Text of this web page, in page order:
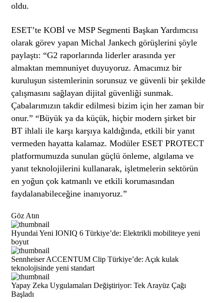
oldu.
ESET’te KOBİ ve MSP Segmenti Başkan Yardımcısı
olarak görev yapan Michal Jankech görüşlerini şöyle
paylaştı: “G2 raporlarında liderler arasında yer
almaktan memnuniyet duyuyoruz. Amacımız bir
kuruluşun sistemlerinin sorunsuz ve güvenli bir şekilde
çalışmasını sağlayan dijital güvenliği sunmak.
Çabalarımızın takdir edilmesi bizim için her zaman bir
onur.” “Büyük ya da küçük, hiçbir modern şirket bir
BT ihlali ile karşı karşıya kaldığında, etkili bir yanıt
vermeden hayatta kalamaz. Modüler ESET PROTECT
platformumuzda sunulan güçlü önleme, algılama ve
yanıt teknolojilerini kullanarak, işletmelerin sektörün
en yoğun çok katmanlı ve etkili korumasından
faydalanabileceğine inanıyoruz.”
Göz Atın
Hyundai Yeni IONIQ 6 Türkiye’de: Elektrikli mobiliteye yeni
boyut
Sennheiser ACCENTUM Clip Türkiye’de: Açık kulak
teknolojisinde yeni standart
Yapay Zeka Uygulamaları Değiştiriyor: Tek Arayüz Çağı
Başladı